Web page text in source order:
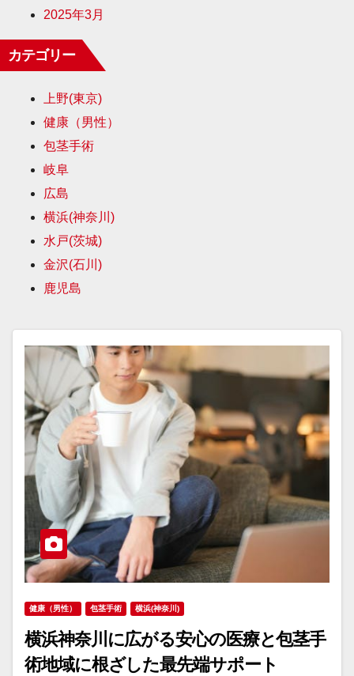
2025年3月
カテゴリー
上野(東京)
健康（男性）
包茎手術
岐阜
広島
横浜(神奈川)
水戸(茨城)
金沢(石川)
鹿児島
健康（男性） 包茎手術 横浜(神奈川)
横浜神奈川に広がる安心の医療と包茎手
術地域に根ざした最先端サポート